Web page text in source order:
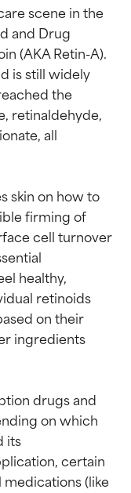
scene in the
and Drug
(AKA Retin-A).
is still widely
the
retinaldehyde,
all
skin on how to
firming of
cell turnover
healthy,
retinoids
on their
ingredients
drugs and
on which
its
certain
(like